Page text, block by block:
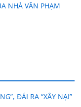
NHÀ VĂN PHẠM
ĐÁI RA “XÂY NẠI”